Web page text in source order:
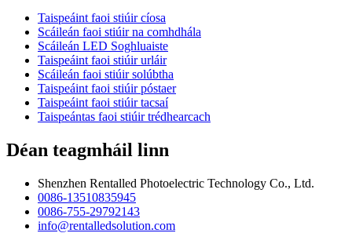
Taispeáint faoi stiúir cíosa
Scáileán faoi stiúir na comhdhála
Scáileán LED Soghluaiste
Taispeáint faoi stiúir urláir
Scáileán faoi stiúir solúbtha
Taispeáint faoi stiúir póstaer
Taispeáint faoi stiúir tacsaí
Taispeántas faoi stiúir trédhearcach
Déan teagmháil linn
Shenzhen Rentalled Photoelectric Technology Co., Ltd.
0086-13510835945
0086-755-29792143
info@rentalledsolution.com